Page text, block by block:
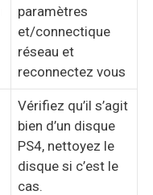
paramètres
et/connectique
réseau et
reconnectez vous
Vérifiez qu’il s’agit
bien d’un disque
PS4, nettoyez le
disque si c’est le
cas.